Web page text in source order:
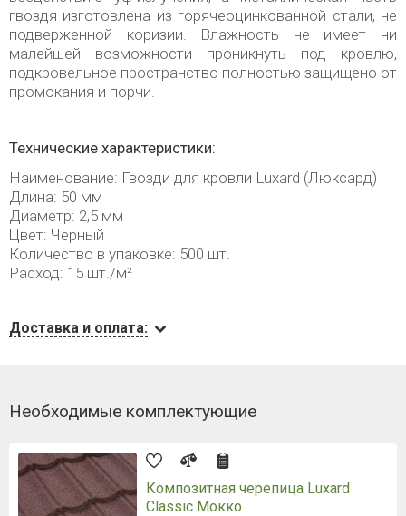
гвоздя изготовлена из горячеоцинкованной стали, не
подверженной коризии. Влажность не имеет ни
малейшей возможности проникнуть под кровлю,
подкровельное пространство полностью защищено от
промокания и порчи.
Технические характеристики:
Наименование: Гвозди для кровли Luxard (Люксард)
Длина: 50 мм
Диаметр: 2,5 мм
Цвет: Черный
Количество в упаковке: 500 шт.
Расход: 15 шт./м²
Доставка и оплата:
Необходимые комплектующие
Композитная черепица Luxard
Classic Мокко